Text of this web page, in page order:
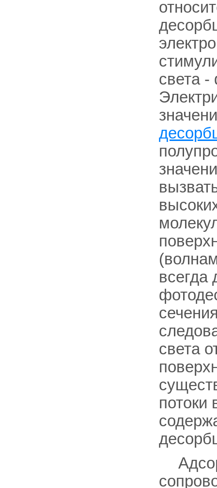
света -
всегда
света
потоки